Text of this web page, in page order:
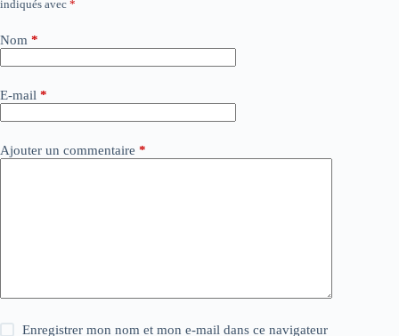
indiqués avec *
Nom *
E-mail *
Ajouter un commentaire *
Enregistrer mon nom et mon e-mail dans ce navigateur